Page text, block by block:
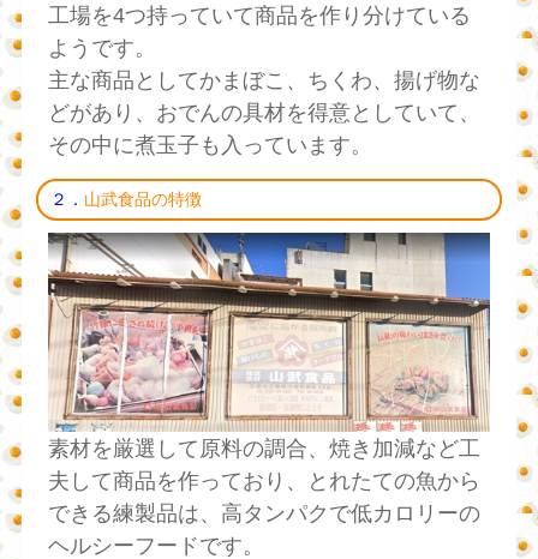
工場を4つ持っていて商品を作り分けている
ようです。
主な商品としてかまぼこ、ちくわ、揚げ物な
どがあり、おでんの具材を得意としていて、
その中に煮玉子も入っています。
２． 山武食品の特徴
素材を厳選して原料の調合、焼き加減など工
夫して商品を作っており、とれたての魚から
できる練製品は、高タンパクで低カロリーの
ヘルシーフードです。